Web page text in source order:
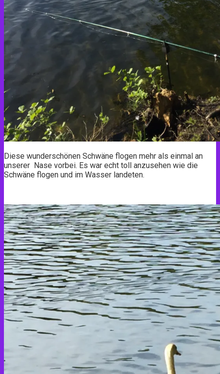
Diese wunderschönen Schwäne flogen mehr als einmal an
unserer Nase vorbei. Es war echt toll anzusehen wie die
Schwäne flogen und im Wasser landeten.